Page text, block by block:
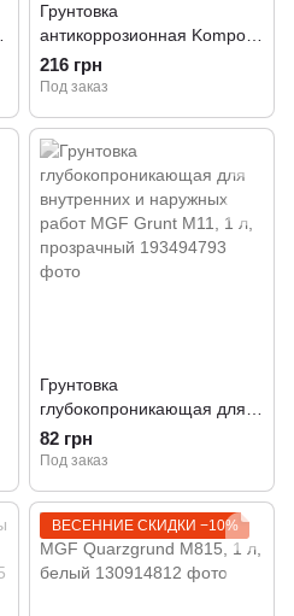
Грунтовка
антикоррозионная Kompozit
Express, 0,9 кг, красно-
коричневый, матовый
216 грн
Под заказ
Грунтовка
глубокопроникающая для
внутренних и наружных
работ MGF Grunt M11, 1 л,
82 грн
Под заказ
ВЕСЕННИЕ СКИДКИ −10%